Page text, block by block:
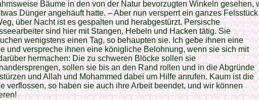
Bäume in den von der Natur bevorzugten Winkeln gesehen,
Dünger angehäuft hatte. – Aber nun versperrt ein ganzes Felsstück
über Nacht ist es gespalten und herabgestürzt. Persische
sind hier mit Stangen, Hebeln und Hacken tätig. Sie
wenigstens einen Tag, so behaupten sie. Ich gebe ihnen eine
und verspreche ihnen eine königliche Belohnung, wenn sie sich mit
hermachen: Die zu schweren Blöcke sollen sie
sollen sie bis an den Rand rollen und in die Abgründe
und Allah und Mohammed dabei um Hilfe anrufen. Kaum ist die
verflossen, so haben sie auch ihre Arbeit beendet, und wir können